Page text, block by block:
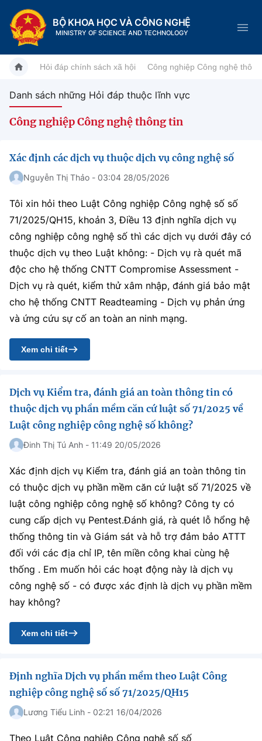
BỘ KHOA HỌC VÀ CÔNG NGHỆ
MINISTRY OF SCIENCE AND TECHNOLOGY
Giới thiệu
Cơ cấu tổ chức
Lịch sử phát triển
Sở Khoa học và Công nghệ
Khoa học và Công nghệ
Đổi mới sáng tạo
Chuyển đổi số
Bưu chính, Viễn thông
Sở hữu trí tuệ
Năng lượng nguyên tử
Tin tổng hợp
Tin địa phương
Dịch vụ công
Hệ thống văn bản
Văn bản QPPL
Văn bản chỉ đạo điều hành
MST IOFFICE
THỐNG KÊ
Đổi mới sáng tạo
Chuyển đổi số
Bưu chính, Viễn thông
Sở hữu trí tuệ
Tiêu chuẩn, đo lường, chất lượng
Năng lượng nguyên tử
THƯ ĐIỆN TỬ
Videos
Infographic
Nhiệm vụ trọng tâm
Chọn ngôn ngữ
Vietnamese English
MINISTRY OF SCIENCE AND TECHNOLOGY
Cơ quan chủ quản: Bộ Khoa học và Công nghệ (MST)
Chịu trách nhiệm nội dung: Nguyễn Thị Hải Hằng
Giám đốc Trung tâm Truyền thông Khoa học và Công nghệ.
Địa chỉ: Ban Biên tập Cổng TTĐT - 18 Nguyễn Du, TP. Hà Nội
Hỏi đáp chính sách xã hội Công nghiệp Công nghệ
Danh sách những Hỏi đáp thuộc lĩnh vực
Công nghiệp Công nghệ thông tin
Xác định các dịch vụ thuộc dịch vụ công nghệ số
Nguyễn Thị Thảo - 03:04 28/05/2026
Tôi xin hỏi theo Luật Công nghiệp Công nghệ số số
71/2025/QH15, khoản 3, Điều 13 định nghĩa dịch vụ
công nghiệp công nghệ số thì các dịch vụ dưới đây có
thuộc dịch vụ theo Luật không: - Dịch vụ rà quét mã
độc cho hệ thống CNTT Compromise Assessment -
Dịch vụ rà quét, kiểm thử xâm nhập, đánh giá bảo mật
cho hệ thống CNTT Readteaming - Dịch vụ phản ứng
và ứng cứu sự cố an toàn an ninh mạng.
Xem chi tiết
Dịch vụ Kiểm tra, đánh giá an toàn thông tin có
thuộc dịch vụ phần mềm căn cứ luật số 71/2025 về
Luật công nghiệp công nghệ số không?
Đinh Thị Tú Anh - 11:49 20/05/2026
Xác định dịch vụ Kiểm tra, đánh giá an toàn thông tin
có thuộc dịch vụ phần mềm căn cứ luật số 71/2025 về
luật công nghiệp công nghệ số không? Công ty có
cung cấp dịch vụ Pentest.Đánh giá, rà quét lỗ hổng hệ
thống thông tin và Giám sát và hỗ trợ đảm bảo ATTT
đối với các địa chỉ IP, tên miền công khai cùng hệ
thống . Em muốn hỏi các hoạt động này là dịch vụ
công nghệ số - có được xác định là dịch vụ phần mềm
hay không?
Xem chi tiết
Định nghĩa Dịch vụ phần mềm theo Luật Công
nghiệp công nghệ số số 71/2025/QH15
Lương Tiểu Linh - 02:21 16/04/2026
Theo Luật Công nghiệp Công nghệ số số